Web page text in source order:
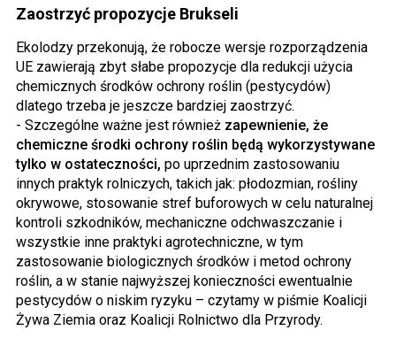
Zaostrzyć propozycje Brukseli
Ekolodzy przekonują, że robocze wersje rozporządzenia
UE zawierają zbyt słabe propozycje dla redukcji użycia
chemicznych środków ochrony roślin (pestycydów)
dlatego trzeba je jeszcze bardziej zaostrzyć.
- Szczególne ważne jest również zapewnienie, że
chemiczne środki ochrony roślin będą wykorzystywane
tylko w ostateczności, po uprzednim zastosowaniu
innych praktyk rolniczych, takich jak: płodozmian, rośliny
okrywowe, stosowanie stref buforowych w celu naturalnej
kontroli szkodników, mechaniczne odchwaszczanie i
wszystkie inne praktyki agrotechniczne, w tym
zastosowanie biologicznych środków i metod ochrony
roślin, a w stanie najwyższej konieczności ewentualnie
pestycydów o niskim ryzyku – czytamy w piśmie Koalicji
Żywa Ziemia oraz Koalicji Rolnictwo dla Przyrody.